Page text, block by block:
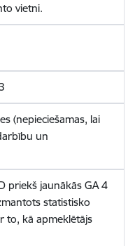
vietni.
(nepieciešamas, lai
un
priekš jaunākās GA 4
statistisko
to, kā apmeklētājs